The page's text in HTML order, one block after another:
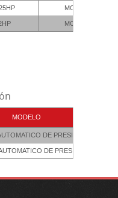
MONOFASICO
MONOFASICO
MODELO
DE PRESION 1"
DE PRESION 1